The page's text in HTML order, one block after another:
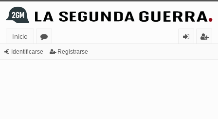
Inicio
or
Identificarse Registrarse